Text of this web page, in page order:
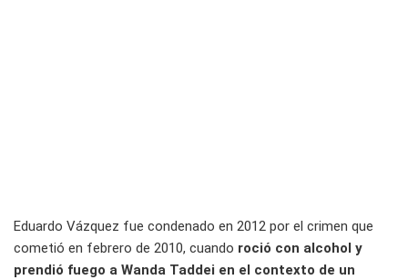
Eduardo Vázquez fue condenado en 2012 por el crimen que
cometió en febrero de 2010, cuando roció con alcohol y
prendió fuego a Wanda Taddei en el contexto de un